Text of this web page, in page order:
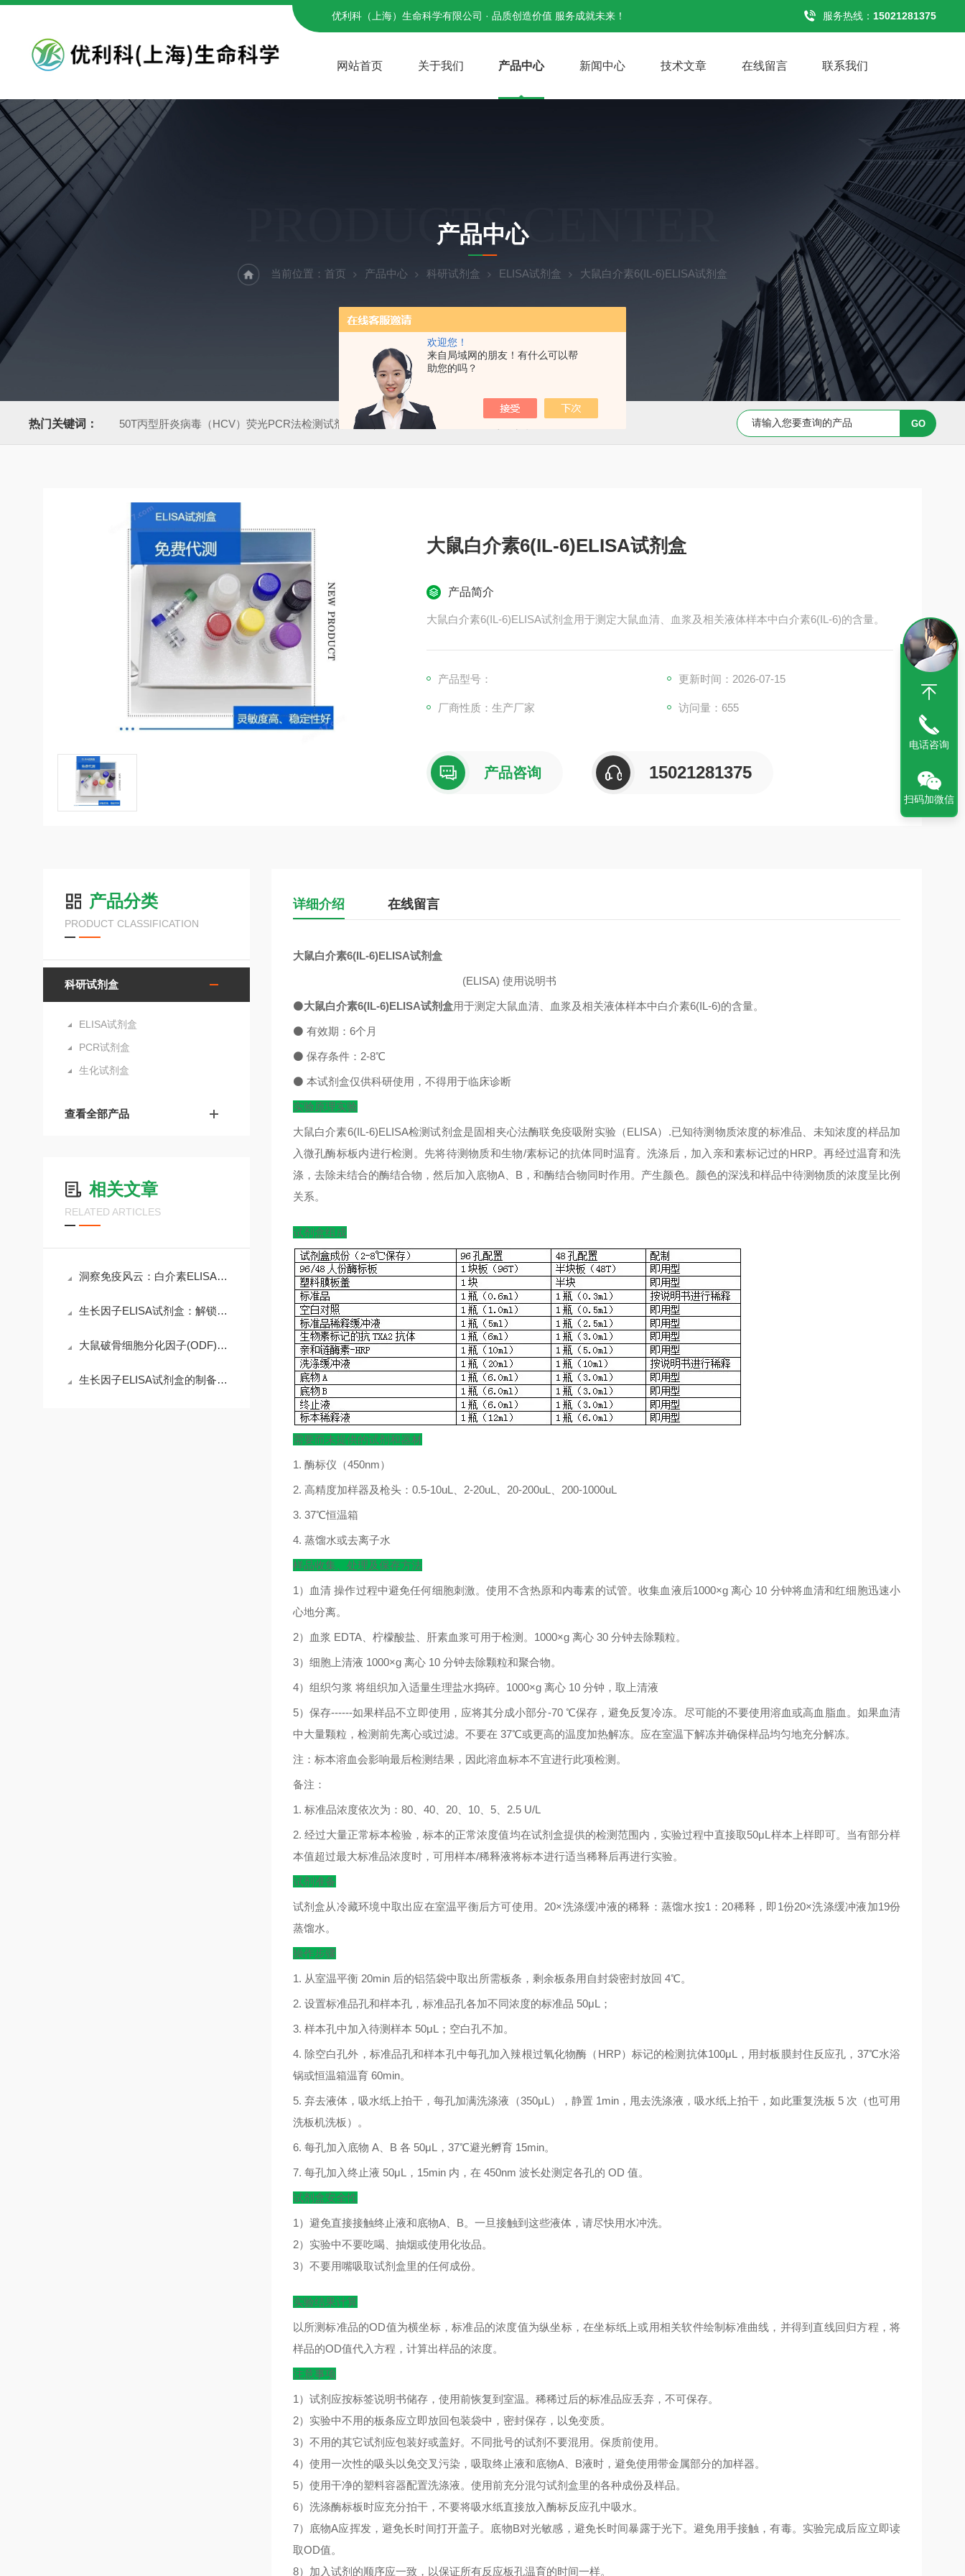
欢迎您！
来自局域网的朋友！有什么可以帮
助您的吗？
优利科（上海）生命科学有限公司 · 品质创造价值 服务成就未来！ 服务热线： 15021281375
网站首页 关于我们 产品中心 新闻中心 技术文章 在线留言 联系我们
PRODUCTS CENTER
产品中心
当前位置： 首页 产品中心 科研试剂盒 ELISA试剂盒 大鼠白介素6(IL-6)ELISA试剂盒
热门关键词： 50T丙型肝炎病毒（HCV）荧光PCR法检测试剂盒 50T肠道病毒通用型（EV）荧光PCR法检测试剂盒 Capan-1 细胞专用培养基 Caov-3 细胞专用培养基
大鼠白介素6(IL-6)ELISA试剂盒
产品简介
大鼠白介素6(IL-6)ELISA试剂盒用于测定大鼠血清、血浆及相关液体样本中白介素6(IL-6)的含量。
产品型号： 更新时间：2026-07-15
厂商性质：生产厂家 访问量：655
产品咨询 15021281375
产品分类
PRODUCT CLASSIFICATION
科研试剂盒
ELISA试剂盒
PCR试剂盒
生化试剂盒
查看全部产品
相关文章
RELATED ARTICLES
洞察免疫风云：白介素ELISA试剂盒在科研与临床中的核心价值
生长因子ELISA试剂盒：解锁科研精准需求，赋能高效检测核心优势
大鼠破骨细胞分化因子(ODF)ELISA试剂盒的操作注意事项
生长因子ELISA试剂盒的制备工艺探索
详细介绍 在线留言
大鼠白介素6(IL-6)ELISA试剂盒
(ELISA) 使用说明书
⚫大鼠白介素6(IL-6)ELISA试剂盒用于测定大鼠血清、血浆及相关液体样本中白介素6(IL-6)的含量。
⚫ 有效期： 6个月
⚫ 保存条件： 2-8℃
⚫ 本试剂盒仅供科研使用，不得用于临床诊断
实验原理实验
大鼠白介素6(IL-6)ELISA检测试剂盒是固相夹心法酶联免疫吸附实验（ELISA）.已知待测物质浓度的标准品、未知浓度的样品加
入微孔酶标板内进行检测。先将待测物质和生物/素标记的抗体同时温育。洗涤后，加入亲和素标记过的HRP。再经过温育和洗
涤，去除未结合的酶结合物，然后加入底物A、B，和酶结合物同时作用。产生颜色。颜色的深浅和样品中待测物质的浓度呈比例
关系。
试剂盒组成
需要而未提供的试剂和器材
1. 酶标仪（450nm）
2. 高精度加样器及枪头： 0.5-10uL 2-20uL 20-200uL 200-1000uL
3. 37℃恒温箱
4. 蒸馏水或去离子水
样品收集、处理及保存方法
1 ）血清 操作过程中避免任何细胞刺激。使用不含热原和内毒素的试管。收集血液后1000×g 离心 10 分钟将血清和红细胞迅速小
心地分离。
2）血浆 EDTA、柠檬酸盐、肝素血浆可用于检测。 1000×g 离心30 分钟去除颗粒。
3）细胞上清液 1000×g 离心10 分钟去除颗粒和聚合物。
4）组织匀浆 将组织加入适量生理盐水捣碎。 1000×g 离心10 分钟，取上清液
5）保存------如果样品不立即使用，应将其分成小部分-70 ℃保存，避免反复冷冻。尽可能的不要使用溶血或高血脂血。如果血清
中大量颗粒，检测前先离心或过滤。不要在 37℃或更高的温度加热解冻。应在室温下解冻并确保样品均匀地充分解冻。
注：标本溶血会影响最后检测结果，因此溶血标本不宜进行此项检测。
备注：
1. 标准品浓度依次为： 80、 40、 20、 10、 5、 2.5 U/L
2. 经过大量正常标本检验，标本的正常浓度值均在试剂盒提供的检测范围内，实验过程中直接取50μL 样本上样即可。当有部分样
本值超过最大标准品浓度时，可用样本/稀释液将标本进行适当稀释后再进行实验。
试剂准备
试剂盒从冷藏环境中取出应在室温平衡后方可使用。 20×洗涤缓冲液的稀释：蒸馏水按1 ： 20稀释，即 1份20×洗涤缓冲液加19份
蒸馏水。
操作步骤
1. 从室温平衡20min 后的铝箔袋中取出所需板条，剩余板条用自封袋密封放回 4℃。
2. 设置标准品孔和样本孔，标准品孔各加不同浓度的标准品 50μL ；
3. 样本孔中加入待测样本 50μL ；空白孔不加。
4. 除空白孔外，标准品孔和样本孔中每孔加入辣根过氧化物酶（ HRP）标记的检测抗体100μL ，用封板膜封住反应孔， 37℃水浴
锅或恒温箱温育60min。
5. 弃去液体，吸水纸上拍干，每孔加满洗涤液（350μL ），静置 1min，甩去洗涤液，吸水纸上拍干，如此重复洗板 5 次（也可用
洗板机洗板）。
6. 每孔加入底物 A、 B 各 50μL ， 37℃避光孵育15min。
7. 每孔加入终止液 50μL ， 15min 内，在 450nm 波长处测定各孔的 OD 值。
试剂盒安全性
1）避免直接接触终止液和底物A、B。一旦接触到这些液体，请尽快用水冲洗。
2）实验中不要吃喝、抽烟或使用化妆品。
3）不要用嘴吸取试剂盒里的任何成份。
实验结果计算
以所测标准品的OD值为横坐标，标准品的浓度值为纵坐标，在坐标纸上或用相关软件绘制标准曲线，并得到直线回归方程，将
样品的OD值代入方程，计算出样品的浓度。
注意事项
1）试剂应按标签说明书储存，使用前恢复到室温。稀稀过后的标准品应丢弃，不可保存。
2）实验中不用的板条应立即放回包装袋中，密封保存，以免变质。
3）不用的其它试剂应包装好或盖好。不同批号的试剂不要混用。保质前使用。
4）使用一次性的吸头以免交叉污染，吸取终止液和底物A、B液时，避免使用带金属部分的加样器。
5）使用干净的塑料容器配置洗涤液。使用前充分混匀试剂盒里的各种成份及样品。
6）洗涤酶标板时应充分拍干，不要将吸水纸直接放入酶标反应孔中吸水。
7）底物A应挥发，避免长时间打开盖子。底物B对光敏感，避免长时间暴露于光下。避免用手接触，有毒。实验完成后应立即读
取OD值。
8）加入试剂的顺序应一致，以保证所有反应板孔温育的时间一样。
电话咨询
扫码加微信